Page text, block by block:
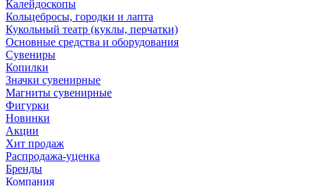
Калейдоскопы
Кольцебросы, городки и лапта
Кукольный театр (куклы, перчатки)
Основные средства и оборудования
Сувениры
Копилки
Значки сувенирные
Магниты сувенирные
Фигурки
Новинки
Акции
Хит продаж
Распродажа-уценка
Бренды
Компания